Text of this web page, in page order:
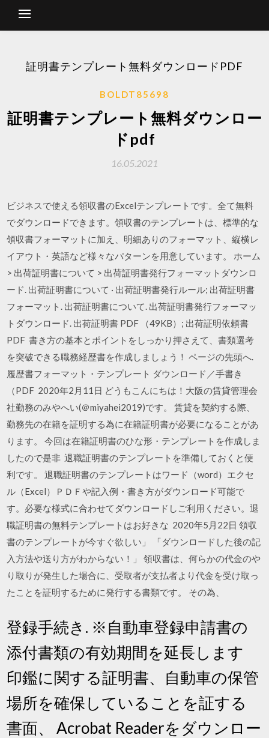
証明書テンプレート無料ダウンロードPDF
BOLDT85698
証明書テンプレート無料ダウンロー
ドpdf
16.05.2021
ビジネスで使える領収書のExcelテンプレートです。全て無料
でダウンロードできます。領収書のテンプレートは、標準的な
領収書フォーマットに加え、明細ありのフォーマット、縦横レ
イアウト・英語など様々なパターンを用意しています。 ホーム
> 出荷証明書について > 出荷証明書発行フォーマットダウンロ
ード. 出荷証明書について · 出荷証明書発行ルール; 出荷証明書
フォーマット. 出荷証明書について. 出荷証明書発行フォーマッ
トダウンロード. 出荷証明書 PDF （49KB）; 出荷証明依頼書
PDF 書き方の基本とポイントをしっかり押さえて、書類選考
を突破できる職務経歴書を作成しましょう！ ページの先頭へ.
履歴書フォーマット・テンプレート ダウンロード／手書き
（PDF 2020年2月11日 どうもこんにちは！大阪の賃貸管理会
社勤務のみやへい(＠miyahei2019)です。 賃貸を契約する際、
勤務先の在籍を証明する為に在籍証明書が必要になることがあ
ります。 今回は在籍証明書のひな形・テンプレートを作成しま
したので是非 退職証明書のテンプレートを準備しておくと便
利です。 退職証明書のテンプレートはワード（word）エクセ
ル（Excel）ＰＤＦや記入例・書き方がダウンロード可能で
す。必要な様式に合わせてダウンロードしご利用ください。退
職証明書の無料テンプレートはお好きな 2020年5月22日 領収
書のテンプレートが今すぐ欲しい」 「ダウンロードした後の記
入方法や送り方がわからない！」 領収書は、何らかの代金のや
り取りが発生した場合に、受取者が支払者より代金を受け取っ
たことを証明するために発行する書類です。 その為、
登録手続き. ※自動車登録申請書の
添付書類の有効期間を延長します
印鑑に関する証明書、自動車の保管
場所を確保していることを証する
書面、 Acrobat Readerをダウンロー